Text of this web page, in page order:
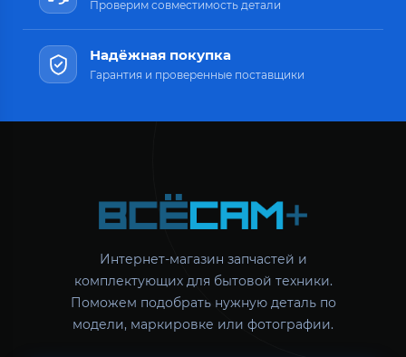
Проверим совместимость детали
Надёжная покупка
Гарантия и проверенные поставщики
Интернет-магазин запчастей и
комплектующих для бытовой техники.
Поможем подобрать нужную деталь по
модели, маркировке или фотографии.